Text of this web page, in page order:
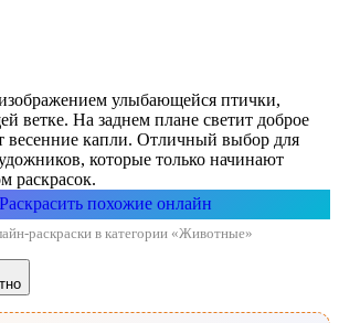
улыбающейся птички,
ветке. На заднем плане светит доброе
весенние капли. Отличный выбор для
которые только начинают
раскрасок.
Раскрасить похожие онлайн
раскраски в категории «Животные»